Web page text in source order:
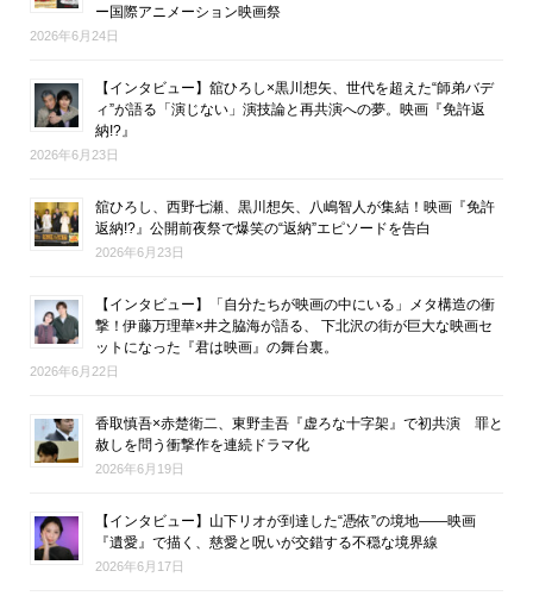
ー国際アニメーション映画祭
2026年6月24日
【インタビュー】舘ひろし×黒川想矢、世代を超えた“師弟バデ
ィ”が語る「演じない」演技論と再共演への夢。映画『免許返
納!?』
2026年6月23日
舘ひろし、西野七瀬、黒川想矢、八嶋智人が集結！映画『免許
返納!?』公開前夜祭で爆笑の“返納”エピソードを告白
2026年6月23日
【インタビュー】「自分たちが映画の中にいる」メタ構造の衝
撃！伊藤万理華×井之脇海が語る、 下北沢の街が巨大な映画セ
ットになった『君は映画』の舞台裏。
2026年6月22日
香取慎吾×赤楚衛二、東野圭吾『虚ろな十字架』で初共演 罪と
赦しを問う衝撃作を連続ドラマ化
2026年6月19日
【インタビュー】山下リオが到達した“憑依”の境地――映画
『遺愛』で描く、慈愛と呪いが交錯する不穏な境界線
2026年6月17日